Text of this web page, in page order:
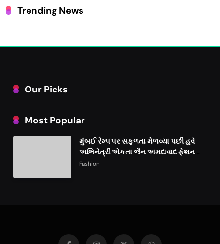
Trending News
Our Picks
Most Popular
મુંબઈ રેમ્પ પર સફળતા મેળવ્યા પછી હવે
અભિનેત્રી એકતા જૈન અમદાવાદ ફેશન
વીકમાં પોતાની પ્રતિભા પ્રદર્શિત કરશે
Fashion